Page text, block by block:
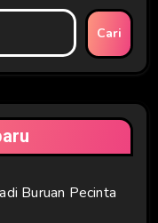
Cari
Buruan Pecinta